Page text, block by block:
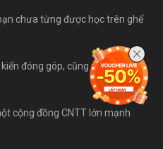
chưa từng được học trên ghế
đóng góp, cũng như bài viết
cộng đồng CNTT lớn mạnh